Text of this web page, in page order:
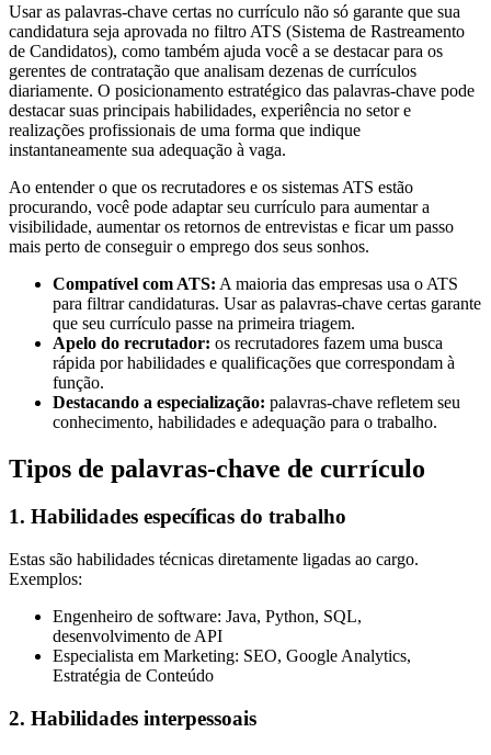
Usar as palavras-chave certas no currículo não só garante que sua
candidatura seja aprovada no filtro ATS (Sistema de Rastreamento
de Candidatos), como também ajuda você a se destacar para os
gerentes de contratação que analisam dezenas de currículos
diariamente. O posicionamento estratégico das palavras-chave pode
destacar suas principais habilidades, experiência no setor e
realizações profissionais de uma forma que indique
instantaneamente sua adequação à vaga.
Ao entender o que os recrutadores e os sistemas ATS estão
procurando, você pode adaptar seu currículo para aumentar a
visibilidade, aumentar os retornos de entrevistas e ficar um passo
mais perto de conseguir o emprego dos seus sonhos.
Compatível com ATS: A maioria das empresas usa o ATS
para filtrar candidaturas. Usar as palavras-chave certas garante
que seu currículo passe na primeira triagem.
Apelo do recrutador: os recrutadores fazem uma busca
rápida por habilidades e qualificações que correspondam à
função.
Destacando a especialização: palavras-chave refletem seu
conhecimento, habilidades e adequação para o trabalho.
Tipos de palavras-chave de currículo
1. Habilidades específicas do trabalho
Estas são habilidades técnicas diretamente ligadas ao cargo.
Exemplos:
Engenheiro de software: Java, Python, SQL,
desenvolvimento de API
Especialista em Marketing: SEO, Google Analytics,
Estratégia de Conteúdo
2. Habilidades interpessoais